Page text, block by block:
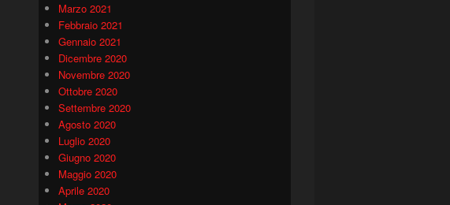
Marzo 2021
Febbraio 2021
Gennaio 2021
Dicembre 2020
Novembre 2020
Ottobre 2020
Settembre 2020
Agosto 2020
Luglio 2020
Giugno 2020
Maggio 2020
Aprile 2020